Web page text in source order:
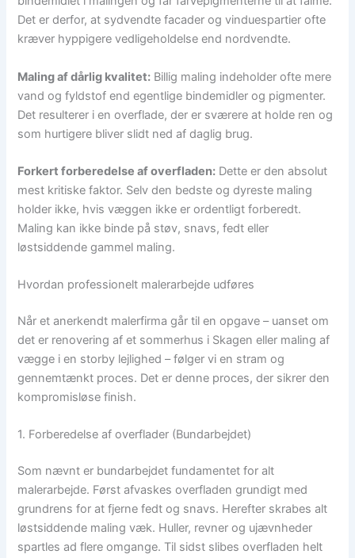
Det er derfor, at sydvendte facader og vinduespartier ofte
kræver hyppigere vedligeholdelse end nordvendte.
Maling af dårlig kvalitet: Billig maling indeholder ofte mere
vand og fyldstof end egentlige bindemidler og pigmenter.
Det resulterer i en overflade, der er sværere at holde ren og
som hurtigere bliver slidt ned af daglig brug.
Forkert forberedelse af overfladen: Dette er den absolut
mest kritiske faktor. Selv den bedste og dyreste maling
holder ikke, hvis væggen ikke er ordentligt forberedt.
Maling kan ikke binde på støv, snavs, fedt eller
løstsiddende gammel maling.
Hvordan professionelt malerarbejde udføres
Når et anerkendt malerfirma går til en opgave – uanset om
det er renovering af et sommerhus i Skagen eller maling af
vægge i en storby lejlighed – følger vi en stram og
gennemtænkt proces. Det er denne proces, der sikrer den
kompromisløse finish.
1. Forberedelse af overflader (Bundarbejdet)
Som nævnt er bundarbejdet fundamentet for alt
malerarbejde. Først afvaskes overfladen grundigt med
grundrens for at fjerne fedt og snavs. Herefter skrabes alt
løstsiddende maling væk. Huller, revner og ujævnheder
spartles ad flere omgange. Til sidst slibes overfladen helt